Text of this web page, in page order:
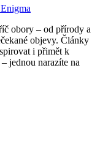
obory – od přírody a
objevy. Články
i přimět k
jednou narazíte na